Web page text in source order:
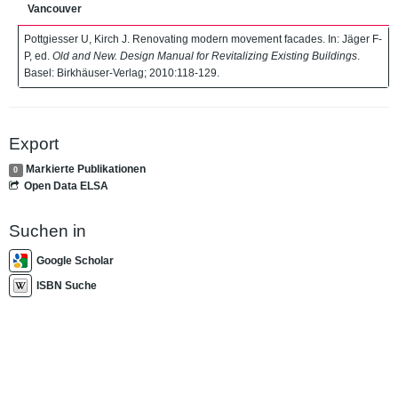
Vancouver
Pottgiesser U, Kirch J. Renovating modern movement facades. In: Jäger F-
P, ed. Old and New. Design Manual for Revitalizing Existing Buildings
Basel: Birkhäuser-Verlag; 2010:118-129.
Export
0
Markierte Publikationen
Open Data ELSA
Suchen in
Google Scholar
ISBN Suche